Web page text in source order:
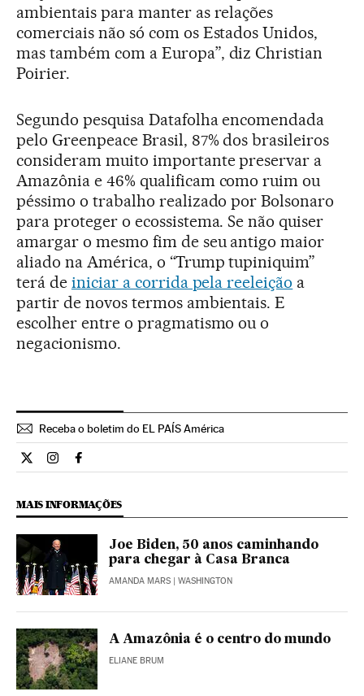
ambientais para manter as relações
comerciais não só com os Estados Unidos,
mas também com a Europa”, diz Christian
Poirier.
Segundo pesquisa Datafolha encomendada
pelo Greenpeace Brasil, 87% dos brasileiros
consideram muito importante preservar a
Amazônia e 46% qualificam como ruim ou
péssimo o trabalho realizado por Bolsonaro
para proteger o ecossistema. Se não quiser
amargar o mesmo fim de seu antigo maior
aliado na América, o “Trump tupiniquim”
terá de iniciar a corrida pela reeleição a
partir de novos termos ambientais. E
escolher entre o pragmatismo ou o
negacionismo.
Receba o boletim do EL PAÍS América
Internacional El País Brasil en Twitter
Internacional El País Brasil en Instagram
Internacional El País Brasil en Facebook
MAIS INFORMAÇÕES
Joe Biden, 50 anos caminhando
para chegar à Casa Branca
AMANDA MARS | WASHINGTON
A Amazônia é o centro do mundo
ELIANE BRUM